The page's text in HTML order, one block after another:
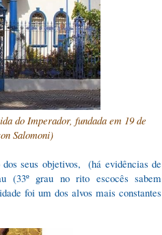
do Imperador, fundada em 19 de
Salomoni)
seus objetivos,
(há evidências de
(33º grau no rito escocês sabem
foi um dos alvos mais constantes